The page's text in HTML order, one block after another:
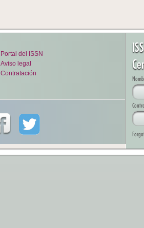
Portal del ISSN
Aviso legal
Contratación